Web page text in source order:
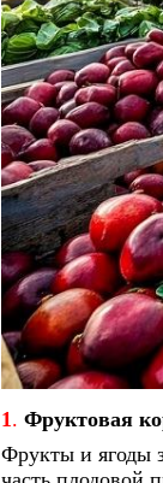
1. Фруктовая
Фрукты и ягоды